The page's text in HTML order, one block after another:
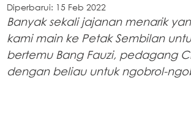
Diperbarui: 15 Feb 2022
Banyak sekali jajanan menarik
kami main ke Petak Sembilan
bertemu Bang Fauzi, pedagang
dengan beliau untuk ngobrol-